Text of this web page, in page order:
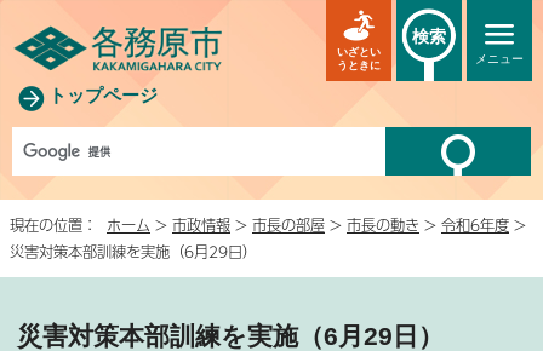
トップページ
メニュー
いざとい
うときに
検索
現在の位置： ホーム > 市政情報 > 市長の部屋 > 市長の動き > 令和6年度 >
災害対策本部訓練を実施（6月29日）
災害対策本部訓練を実施（6月29日）